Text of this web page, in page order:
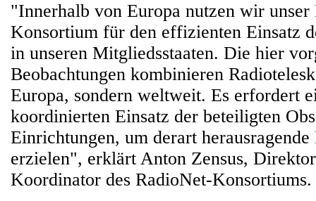
"Innerhalb von Europa nutzen wir unser
Konsortium für den effizienten Einsatz
in unseren Mitgliedsstaaten. Die hier
Beobachtungen kombinieren
Europa, sondern weltweit. Es erfordert
koordinierten Einsatz der beteiligten
Einrichtungen, um derart herausragende
erzielen", erklärt Anton Zensus,
Koordinator des RadioNet-Konsortiums.